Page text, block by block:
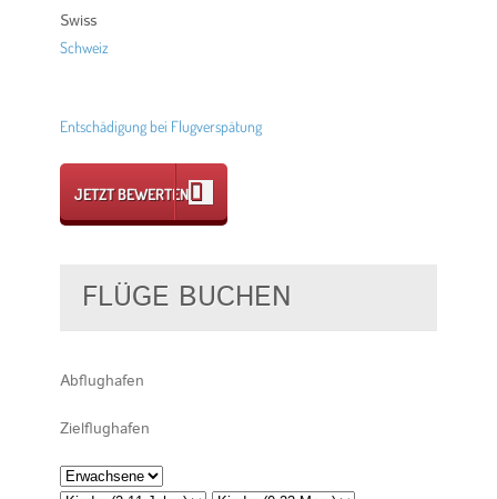
Swiss
Schweiz
Entschädigung bei Flugverspätung
JETZT BEWERTEN
FLÜGE BUCHEN